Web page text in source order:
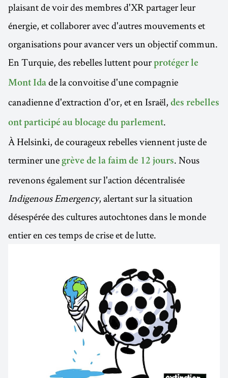
plaisant de voir des membres d'XR partager leur
énergie, et collaborer avec d'autres mouvements et
organisations pour avancer vers un objectif commun.
En Turquie, des rebelles luttent pourprotéger le
Mont Ida de la convoitise d'une compagnie
canadienne d'extraction d'or, et en Israël, des rebelles
ont participé au blocage du parlement.
À Helsinki, de courageux rebelles viennent juste de
terminer une grève de la faim de 12 jours. Nous
revenons également sur l'action décentralisée
Indigenous Emergency, alertant sur la situation
désespérée des cultures autochtones dans le monde
entier en ces temps de crise et de lutte.